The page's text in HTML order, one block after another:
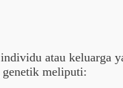
atau keluarga
meliputi: